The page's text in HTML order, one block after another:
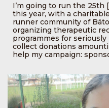
I’m going to run the
this year, with a
runner community of
organizing therapeutic
programmes for
collect donations
help my campaign: